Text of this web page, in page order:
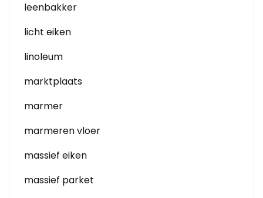
leenbakker
licht eiken
linoleum
marktplaats
marmer
marmeren vloer
massief eiken
massief parket